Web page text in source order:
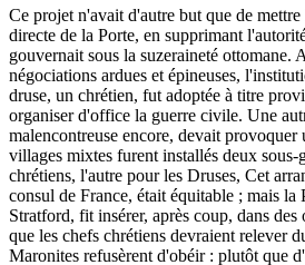
Ce projet n'avait d'autre but que de
directe de la Porte, en supprimant
gouvernait sous la suzeraineté ottomane.
négociations ardues et épineuses,
druse, un chrétien, fut adoptée à titre
organiser d'office la guerre civile. Une
malencontreuse encore, devait
villages mixtes furent installés deux
chrétiens, l'autre pour les Druses, Cet
consul de France, était équitable ; mais la
Stratford, fit insérer, après coup, dans
que les chefs chrétiens devraient relever
Maronites refusèrent d'obéir : plutôt que